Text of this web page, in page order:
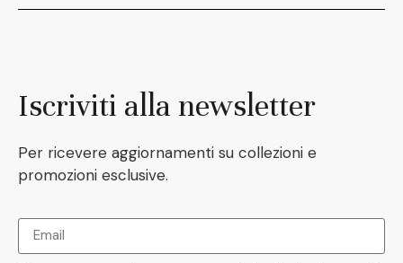
Iscriviti alla newsletter
Per ricevere aggiornamenti su collezioni e
promozioni esclusive.